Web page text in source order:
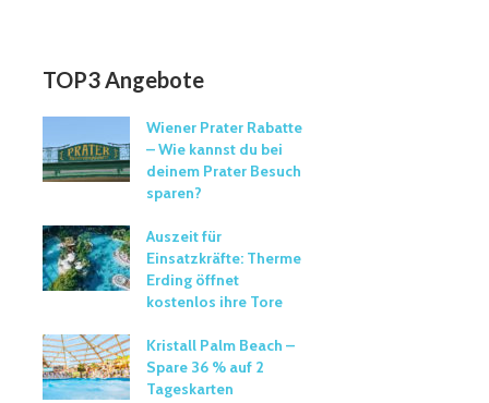
TOP3 Angebote
Wiener Prater Rabatte
– Wie kannst du bei
deinem Prater Besuch
sparen?
Auszeit für
Einsatzkräfte: Therme
Erding öffnet
kostenlos ihre Tore
Kristall Palm Beach –
Spare 36 % auf 2
Tageskarten